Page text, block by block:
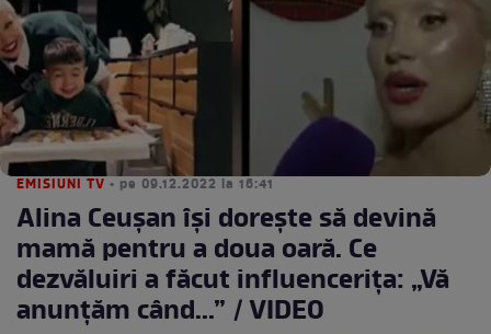
EMISIUNI TV • pe 09.12.2022 la 16:41
Alina Ceușan își dorește să devină
mamă pentru a doua oară. Ce
dezvăluiri a făcut influencerița: „Vă
anunțăm când...” / VIDEO